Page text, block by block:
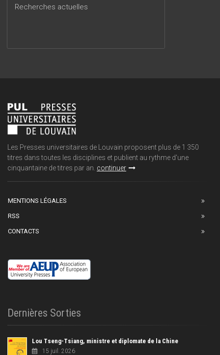
Recherches actuelles
Les Presses universitaires de Louvain proposent plus de 1 350
titres dans toutes les disciplines et publient au rythme d'une
cinquantaine de titres par an. continuer
MENTIONS LÉGALES
RSS
CONTACTS
Dernières Sorties
Lou Tseng-Tsiang, ministre et diplomate de la Chine
15 juil. 2026